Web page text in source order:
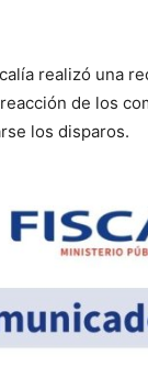
realizó una
de los
los disparos.